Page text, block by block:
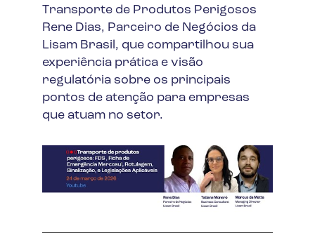
Transporte de Produtos Perigosos
Rene Dias, Parceiro de Negócios da
Lisam Brasil, que compartilhou sua
experiência prática e visão
regulatória sobre os principais
pontos de atenção para empresas
que atuam no setor.